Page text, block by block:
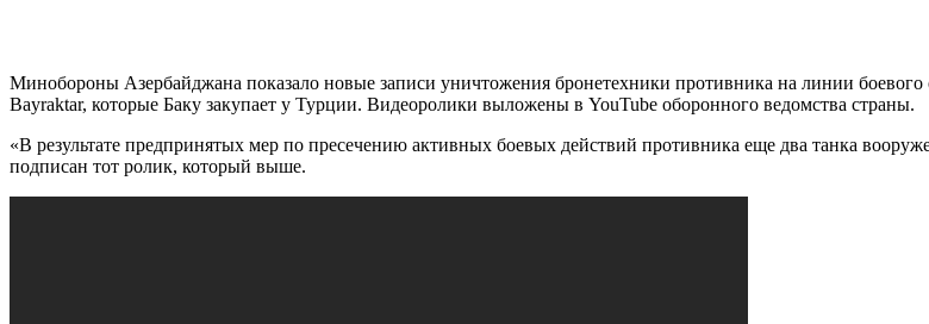
Минобороны Азербайджана показало новые записи уничтожения бронетехники противника на линии
Bayraktar, которые Баку закупает у Турции. Видеоролики выложены в YouTube оборонного ведомства страны.
«В результате предпринятых мер по пресечению активных боевых действий противника еще два танка
подписан тот ролик, который выше.